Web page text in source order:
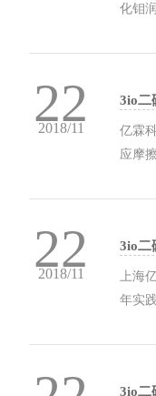
化钼
超过
的平
22
2018/11
3io二
亿霖
应摩
滑剂
属铅
适用
22
2018/11
3io二
上海
年实
脂的
3io二